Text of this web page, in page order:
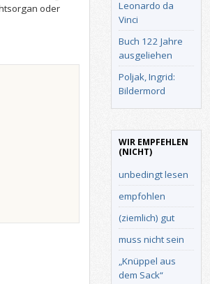
oder
Leonardo da
Vinci
Buch 122 Jahre
ausgeliehen
Poljak, Ingrid:
Bildermord
WIR EMPFEHLEN
(NICHT)
unbedingt lesen
empfohlen
(ziemlich) gut
muss nicht sein
„Knüppel aus
dem Sack“